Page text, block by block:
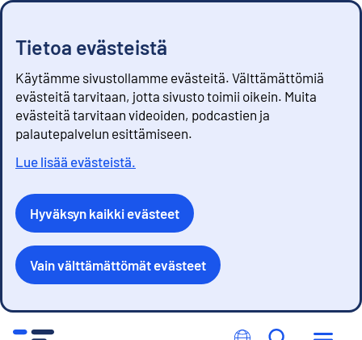
Tietoa evästeistä
Käytämme sivustollamme evästeitä. Välttämättömiä
evästeitä tarvitaan, jotta sivusto toimii oikein. Muita
evästeitä tarvitaan videoiden, podcastien ja
palautepalvelun esittämiseen.
Lue lisää evästeistä.
Hyväksyn kaikki evästeet
Vain välttämättömät evästeet